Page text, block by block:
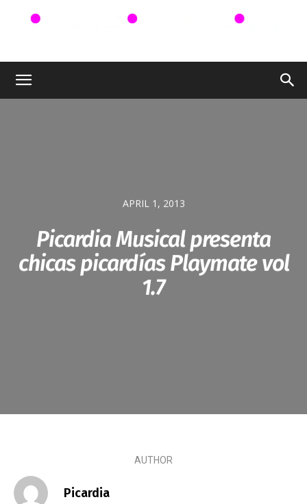
–
Chismes,
APRIL 1, 2013
Picardia Musical presenta
chicas picardías Playmate vol
1.7
AUTHOR
Picardia